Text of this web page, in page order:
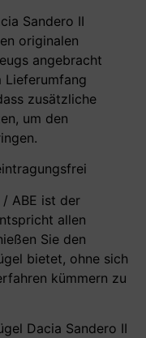
Sandero II
originalen
angebracht
Lieferumfang
zusätzliche
um den
/ ABE ist der
allen
Sie den
bietet, ohne sich
kümmern zu
Dacia Sandero II